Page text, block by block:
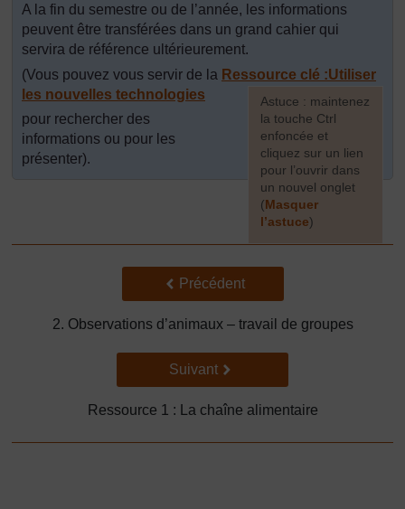
A la fin du semestre ou de l’année, les informations
peuvent être transférées dans un grand cahier qui
servira de référence ultérieurement.
(Vous pouvez vous servir de la Ressource clé :Utiliser
les nouvelles technologies
[Astuce : maintenez
la touche Ctrl
enfoncée et
cliquez sur un lien
pour l’ouvrir dans
un nouvel onglet
(Masquer
l’astuce)
pour rechercher des
informations ou pour les
présenter).
Précédent
Précédent
2. Observations d’animaux – travail de groupes
Suivant
Suivant
Ressource 1 : La chaîne alimentaire